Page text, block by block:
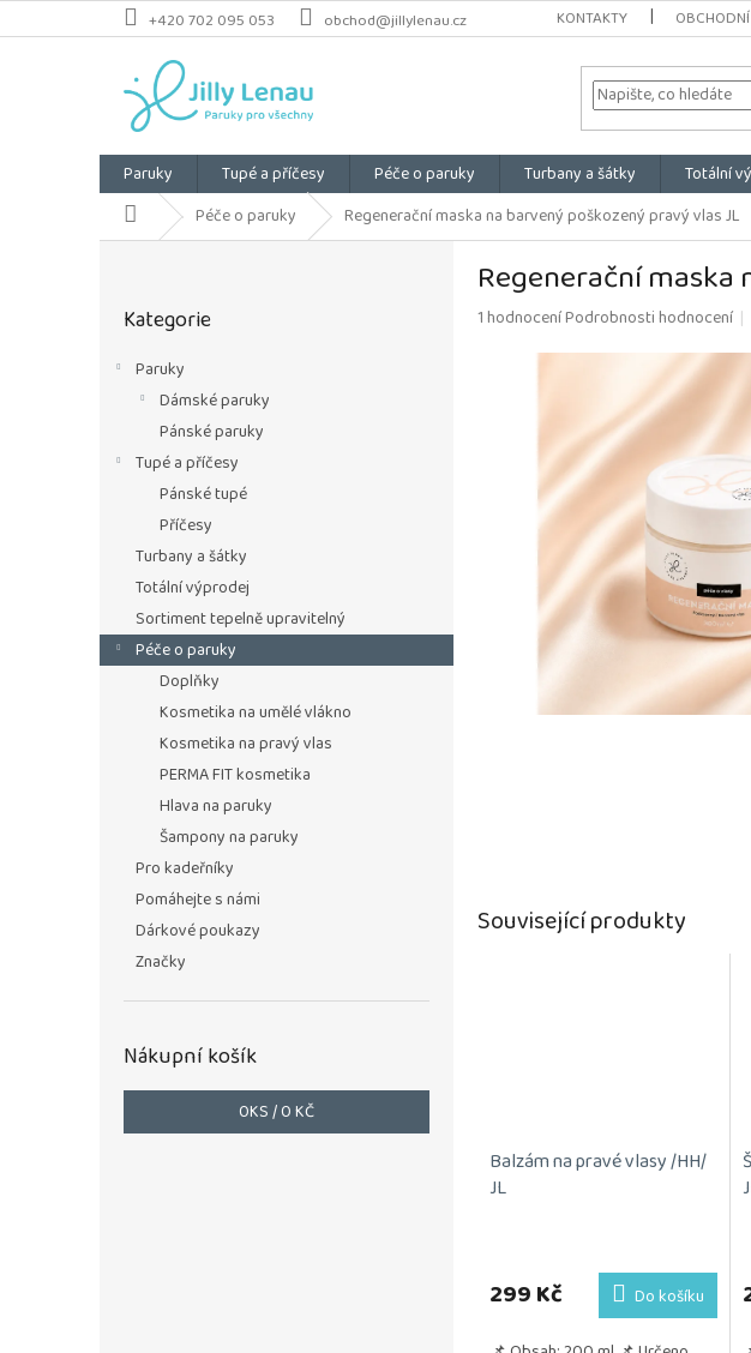
Přejít
na
+420 702 095 053 obchod@jillylenau.cz KONTAKTY
Paruky Tupé a příčesy Péče o paruky Turbany a šátky Totální
Domů Péče o paruky Regenerační maska na barvený poškozený pravý vlas JL
P
kategorie
Kategorie
Paruky
Dámské paruky
Pánské paruky
Tupé a příčesy
Pánské tupé
Příčesy
Turbany a šátky
Totální výprodej
Sortiment tepelně upravitelný
Péče o paruky
Doplňky
Kosmetika na umělé vlákno
Kosmetika na pravý vlas
PERMA FIT kosmetika
Hlava na paruky
Šampony na paruky
Pro kadeřníky
Pomáhejte s námi
Dárkové poukazy
Značky
Nákupní košík
0KS /0 KČ
Regenerační maska
Průměrné
hvězdiček.
1 hodnoceníPodrobnosti hodnocení
Související produkty
Balzám na pravé vlasy /HH/
JL
299 Kč Do košíku